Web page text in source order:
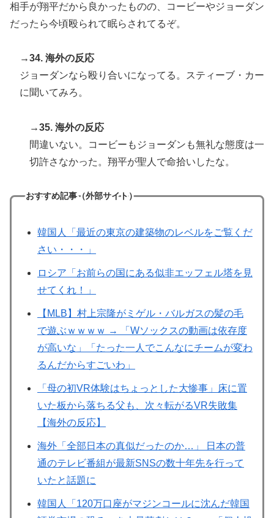
相手が翔平だから良かったものの、コービーやジョーダン
だったら今頃殴られて眠らされてるぞ。
→34. 海外の反応
ジョーダンなら殴り合いになってる。スティーブ・カー
に聞いてみろ。
→35. 海外の反応
間違いない。コービーもジョーダンも無礼な態度は一
切許さなかった。翔平が聖人で命拾いしたな。
おすすめ記事（外部サイト）
韓国人「最近の東京の建築物のレベルをご覧くだ
さい・・・」
ロシア「お前らの国にある似非エッフェル塔を見
せてくれ！」
【MLB】村上宗隆がミゲル・バルガスの髪の毛
で遊ぶｗｗｗｗ → 「Wソックスの動画は依存度
が高いな」「たった一人でこんなにチームが変わ
るんだからすごいわ」
「母の初VR体験はちょっとした大惨事」床に置
いた板から落ちる父も、次々転がるVR失敗集
【海外の反応】
海外「全部日本の真似だったのか…」 日本の普
通のテレビ番組が最新SNSの数十年先を行って
いたと話題に
韓国人「120万口座がマジンコールに沈んだ韓国